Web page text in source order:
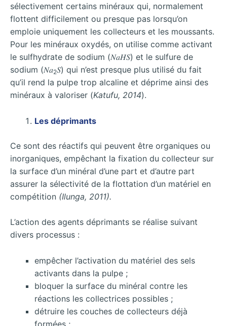
sélectivement certains minéraux qui, normalement
flottent difficilement ou presque pas lorsqu’on
emploie uniquement les collecteurs et les moussants.
Pour les minéraux oxydés, on utilise comme activant
le sulfhydrate de sodium (𝑁𝑎𝐻𝑆) et le sulfure de
sodium (𝑁𝑎2𝑆) qui n’est presque plus utilisé du fait
qu’il rend la pulpe trop alcaline et déprime ainsi des
minéraux à valoriser (Katufu, 2014).
Les déprimants
Ce sont des réactifs qui peuvent être organiques ou
inorganiques, empêchant la fixation du collecteur sur
la surface d’un minéral d’une part et d’autre part
assurer la sélectivité de la flottation d’un matériel en
compétition (Ilunga, 2011).
L’action des agents déprimants se réalise suivant
divers processus :
empêcher l’activation du matériel des sels
activants dans la pulpe ;
bloquer la surface du minéral contre les
réactions les collectrices possibles ;
détruire les couches de collecteurs déjà